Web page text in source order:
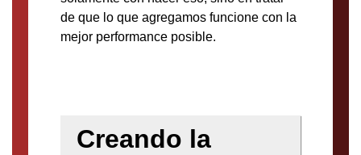
de que lo que agregamos funcione con la
mejor performance posible.
Creando la